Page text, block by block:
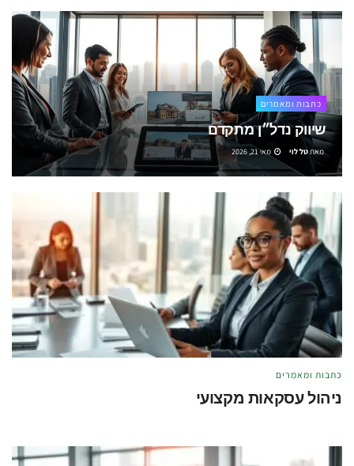
כתבות ומאמרים
שיווק נדל״ן מתקדם
מאתטל לוי מאי 21, 2026
כתבות ומאמרים
ניהול עסקאות מקצועי